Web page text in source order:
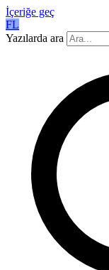
İçeriğe geç
FL
Yazılarda ara